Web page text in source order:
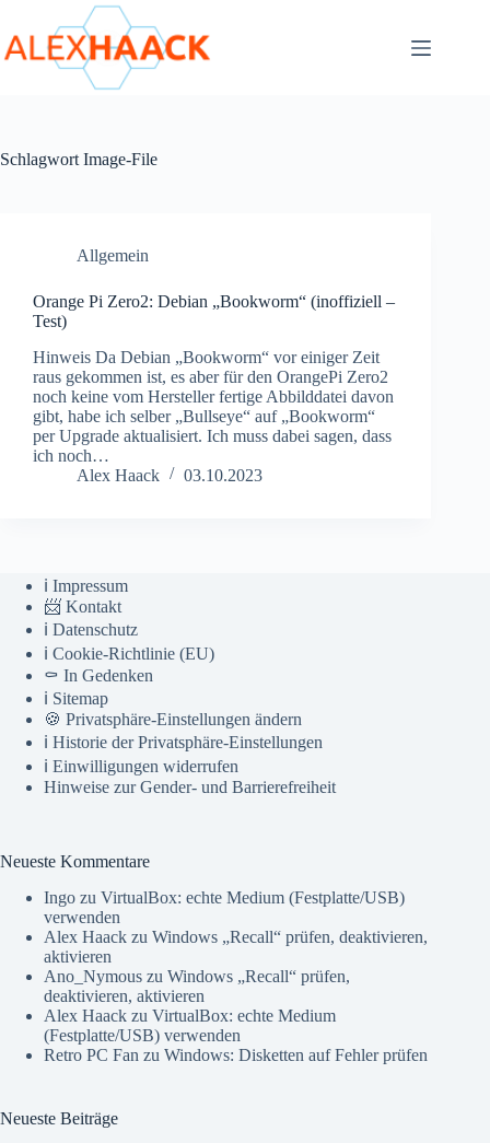
springen
Schlagwort Image-File
Allgemein
Orange Pi Zero2: Debian „Bookworm“ (inoffiziell –
Test)
Hinweis Da Debian „Bookworm“ vor einiger Zeit
raus gekommen ist, es aber für den OrangePi Zero2
noch keine vom Hersteller fertige Abbilddatei davon
gibt, habe ich selber „Bullseye“ auf „Bookworm“
per Upgrade aktualisiert. Ich muss dabei sagen, dass
ich noch…
Alex Haack
03.10.2023
ℹ️ Impressum
📨 Kontakt
ℹ️ Datenschutz
ℹ️ Cookie-Richtlinie (EU)
⚰️ In Gedenken
ℹ️ Sitemap
🍪 Privatsphäre-Einstellungen ändern
ℹ️ Historie der Privatsphäre-Einstellungen
ℹ️ Einwilligungen widerrufen
Hinweise zur Gender- und Barrierefreiheit
Neueste Kommentare
Ingo zu VirtualBox: echte Medium (Festplatte/USB)
verwenden
Alex Haack zu Windows „Recall“ prüfen, deaktivieren,
aktivieren
Ano_Nymous zu Windows „Recall“ prüfen,
deaktivieren, aktivieren
Alex Haack zu VirtualBox: echte Medium
(Festplatte/USB) verwenden
Retro PC Fan zu Windows: Disketten auf Fehler prüfen
Neueste Beiträge